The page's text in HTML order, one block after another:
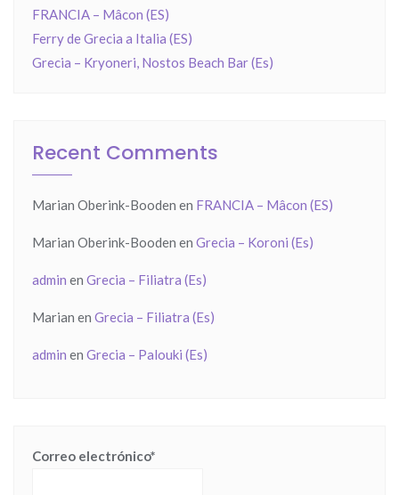
FRANCIA – Mâcon (ES)
Ferry de Grecia a Italia (ES)
Grecia – Kryoneri, Nostos Beach Bar (Es)
Recent Comments
Marian Oberink-Booden en FRANCIA – Mâcon (ES)
Marian Oberink-Booden en Grecia – Koroni (Es)
admin en Grecia – Filiatra (Es)
Marian en Grecia – Filiatra (Es)
admin en Grecia – Palouki (Es)
Correo electrónico*